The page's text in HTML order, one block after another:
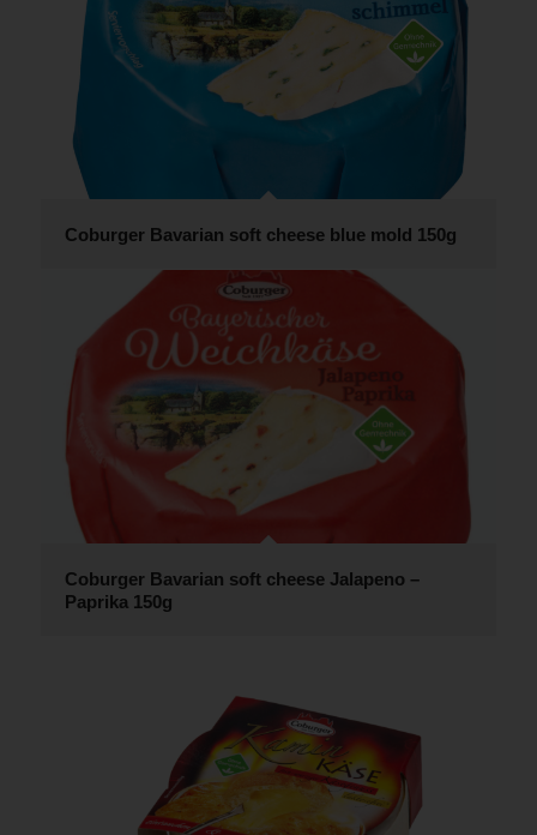
Coburger Bavarian soft cheese blue mold 150g
Coburger Bavarian soft cheese Jalapeno –
Paprika 150g